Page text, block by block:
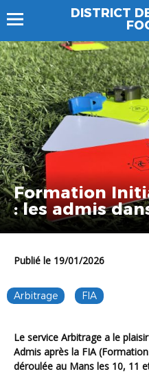
DISTRICT
Formation
: les admis
Publié le 19/01/2026
Arbitrage FIA
Le service Arbitrage a le plaisir d’officialiser la liste de candidats
Admis après la FIA
déroulée au Mans les 10, 11